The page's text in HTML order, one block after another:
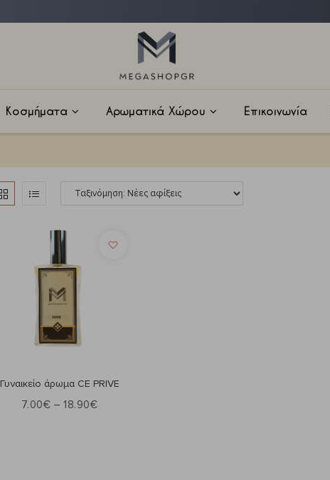
Κοσμήματα Αρωματικά Χώρου Επικοινωνία
Γυναικείο άρωμα CE PRIVE
7.00€ – 18.90€